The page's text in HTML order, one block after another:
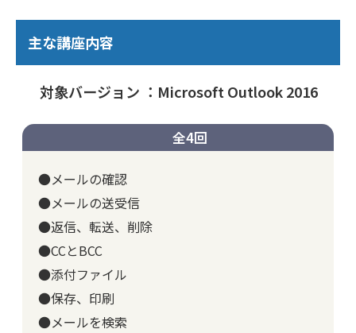
主な講座内容
対象バージョン ：Microsoft Outlook 2016
全4回
●メールの確認
●メールの送受信
●返信、転送、削除
●CCとBCC
●添付ファイル
●保存、印刷
●メールを検索